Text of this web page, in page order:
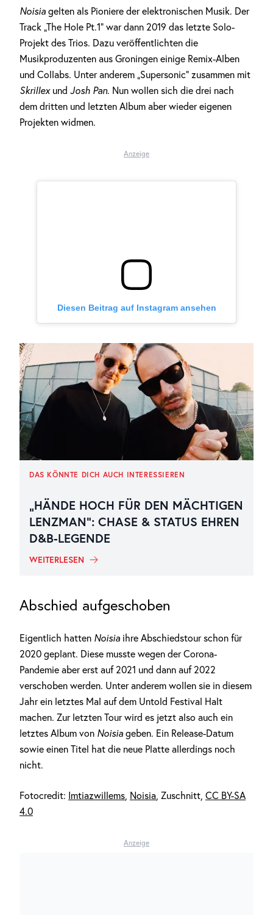
Noisia gelten als Pioniere der elektronischen Musik. Der
Track „The Hole Pt.1“ war dann 2019 das letzte Solo-
Projekt des Trios. Dazu veröffentlichten die
Musikproduzenten aus Groningen einige Remix-Alben
und Collabs. Unter anderem „Supersonic“ zusammen mit
Skrillex und Josh Pan. Nun wollen sich die drei nach
dem dritten und letzten Album aber wieder eigenen
Projekten widmen.
Anzeige
Diesen Beitrag auf Instagram ansehen
DAS KÖNNTE DICH AUCH INTERESSIEREN
„HÄNDE HOCH FÜR DEN MÄCHTIGEN
LENZMAN“: CHASE & STATUS EHREN
D&B-LEGENDE
WEITERLESEN
Abschied aufgeschoben
Eigentlich hatten Noisia ihre Abschiedstour schon für
2020 geplant. Diese musste wegen der Corona-
Pandemie aber erst auf 2021 und dann auf 2022
verschoben werden. Unter anderem wollen sie in diesem
Jahr ein letztes Mal auf dem Untold Festival Halt
machen. Zur letzten Tour wird es jetzt also auch ein
letztes Album von Noisia geben. Ein Release-Datum
sowie einen Titel hat die neue Platte allerdings noch
nicht.
Fotocredit: Imtiazwillems Noisia , Zuschnitt, CC BY-SA
4.0
Anzeige